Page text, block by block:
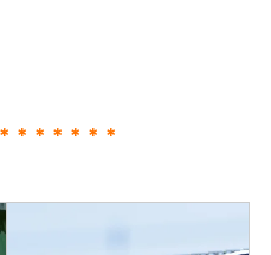
＊＊＊＊＊＊